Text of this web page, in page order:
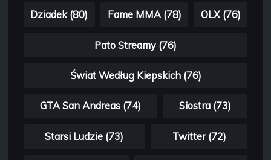
Dziadek (80) Fame MMA (78) OLX (76)
Pato Streamy (76)
Świat Według Kiepskich (76)
GTA San Andreas (74) Siostra (73)
Starsi Ludzie (73) Twitter (72)